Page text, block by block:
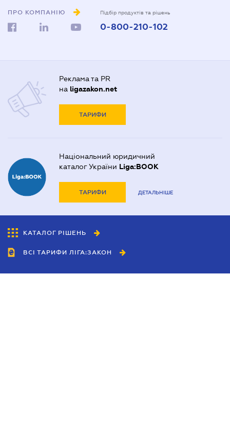
ПРО КОМПАНІЮ Підбір продуктів та рішень
0-800-210-102
Реклама та PR
на ligazakon.net
ТАРИФИ
Національний юридичний
каталог України Liga:BOOK
ТАРИФИ ДЕТАЛЬНІШЕ
КАТАЛОГ РІШЕНЬ
ВСІ ТАРИФИ ЛІГА:ЗАКОН